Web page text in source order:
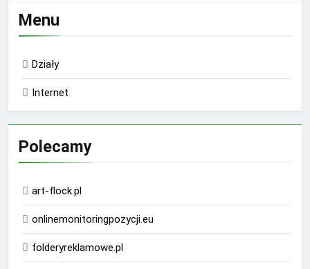
Menu
Działy
Internet
Polecamy
art-flock.pl
onlinemonitoringpozycji.eu
folderyreklamowe.pl